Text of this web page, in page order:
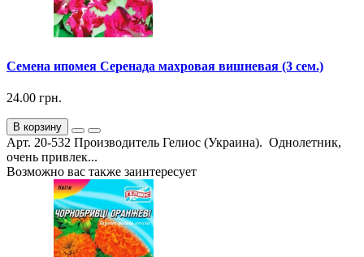
Семена ипомея Серенада махровая вишневая (3 сем.)
24.00 грн.
В корзину
Арт. 20-532 Производитель Гелиос (Украина). Однолетник,
очень привлек...
Возможно вас также заинтересует